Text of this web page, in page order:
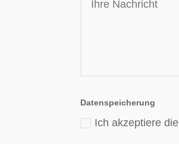
Datenspeicherung
Ich akzeptiere die